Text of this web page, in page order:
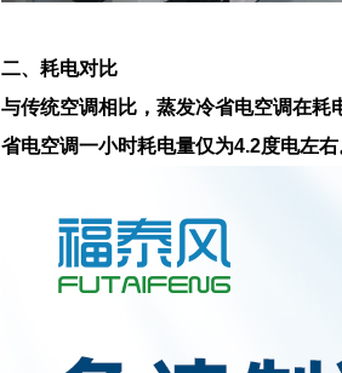
二、耗电对比
与传统空调相比，蒸发冷省电空调在
省电空调一小时耗电量仅为4.2度电左